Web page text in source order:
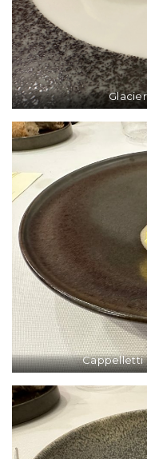
Cappelletti